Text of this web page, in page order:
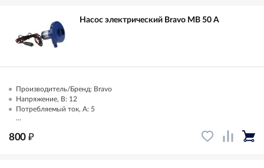
Насос электрический Bravo MB 50 А
Производитель/Бренд: Bravo
Напряжение, В: 12
Потребляемый ток, А: 5
...
800 ₽